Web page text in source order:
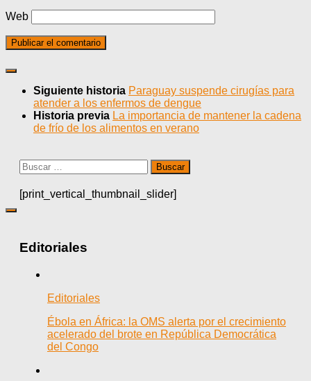
Web
Siguiente historia Paraguay suspende cirugías para
atender a los enfermos de dengue
Historia previa La importancia de mantener la cadena
de frío de los alimentos en verano
Buscar:
[print_vertical_thumbnail_slider]
Editoriales
Editoriales
Ébola en África: la OMS alerta por el crecimiento
acelerado del brote en República Democrática
del Congo